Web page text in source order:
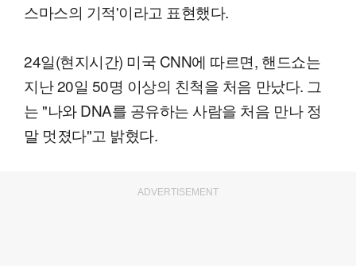
스마스의 기적'이라고 표현했다.
24일(현지시간) 미국 CNN에 따르면, 핸드쇼는
지난 20일 50명 이상의 친척을 처음 만났다. 그
는 "나와 DNA를 공유하는 사람을 처음 만나 정
말 멋졌다"고 밝혔다.
ADVERTISEMENT